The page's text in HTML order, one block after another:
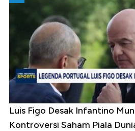
Luis Figo Desak Infantino
Kontroversi Saham Piala